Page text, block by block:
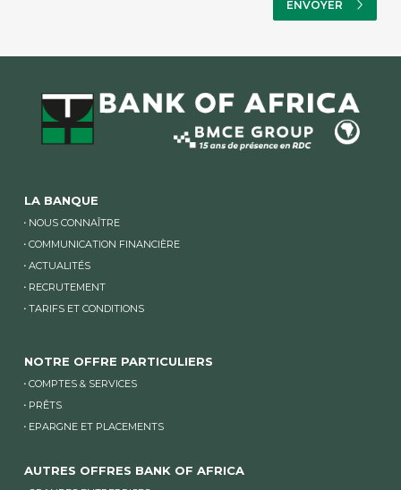
LA BANQUE
NOUS CONNAÎTRE
COMMUNICATION FINANCIÈRE
ACTUALITÉS
RECRUTEMENT
TARIFS ET CONDITIONS
NOTRE OFFRE PARTICULIERS
COMPTES & SERVICES
PRÊTS
EPARGNE ET PLACEMENTS
AUTRES OFFRES BANK OF AFRICA